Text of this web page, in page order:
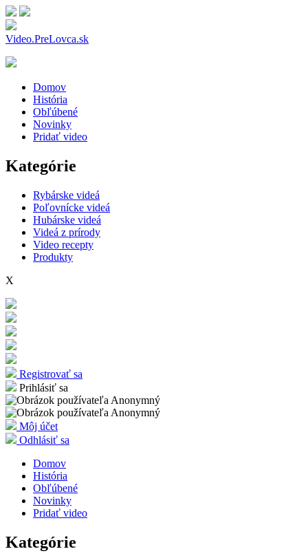
Video.PreLovca.sk
Domov
História
Obľúbené
Novinky
Pridať video
Kategórie
Rybárske videá
Poľovnícke videá
Hubárske videá
Videá z prírody
Video recepty
Produkty
X
Registrovať sa
Prihlásiť sa
Môj účet
Odhlásiť sa
Domov
História
Obľúbené
Novinky
Pridať video
Kategórie